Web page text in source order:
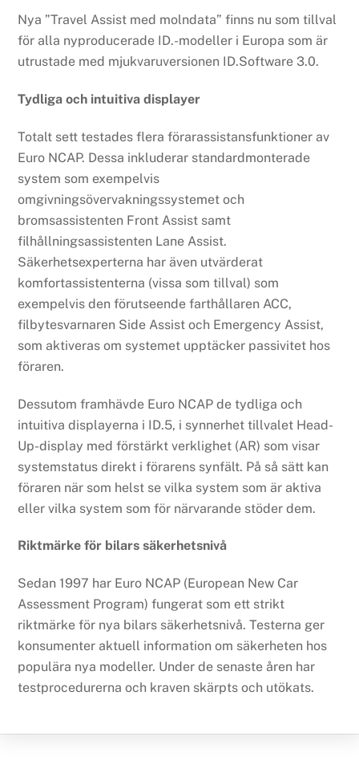
Nya ”Travel Assist med molndata” finns nu som tillval
för alla nyproducerade ID.-modeller i Europa som är
utrustade med mjukvaruversionen ID.Software 3.0.
Tydliga och intuitiva displayer
Totalt sett testades flera förarassistansfunktioner av
Euro NCAP. Dessa inkluderar standardmonterade
system som exempelvis
omgivningsövervakningssystemet och
bromsassistenten Front Assist samt
filhållningsassistenten Lane Assist.
Säkerhetsexperterna har även utvärderat
komfortassistenterna (vissa som tillval) som
exempelvis den förutseende farthållaren ACC,
filbytesvarnaren Side Assist och Emergency Assist,
som aktiveras om systemet upptäcker passivitet hos
föraren.
Dessutom framhävde Euro NCAP de tydliga och
intuitiva displayerna i ID.5, i synnerhet tillvalet Head-
Up-display med förstärkt verklighet (AR) som visar
systemstatus direkt i förarens synfält. På så sätt kan
föraren när som helst se vilka system som är aktiva
eller vilka system som för närvarande stöder dem.
Riktmärke för bilars säkerhetsnivå
Sedan 1997 har Euro NCAP (European New Car
Assessment Program) fungerat som ett strikt
riktmärke för nya bilars säkerhetsnivå. Testerna ger
konsumenter aktuell information om säkerheten hos
populära nya modeller. Under de senaste åren har
testprocedurerna och kraven skärpts och utökats.